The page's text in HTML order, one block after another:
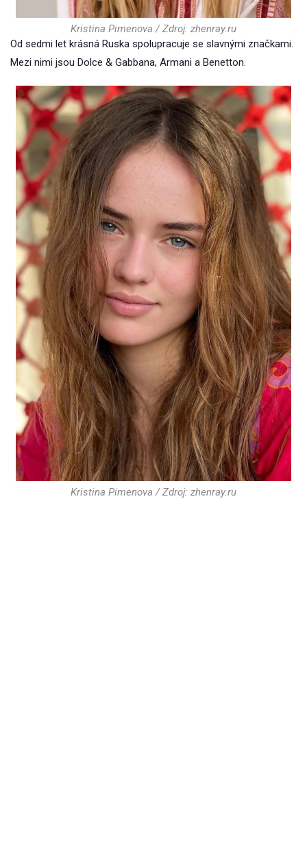
Kristina Pimenova / Zdroj: zhenray.ru
Od sedmi let krásná Ruska spolupracuje se slavnými značkami.
Mezi nimi jsou Dolce & Gabbana, Armani a Benetton.
Kristina Pimenova / Zdroj: zhenray.ru